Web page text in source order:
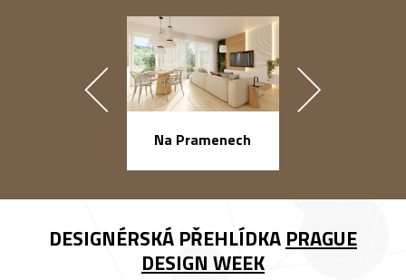
Na Pramenech
DESIGNÉRSKÁ PŘEHLÍDKA PRAGUE
DESIGN WEEK